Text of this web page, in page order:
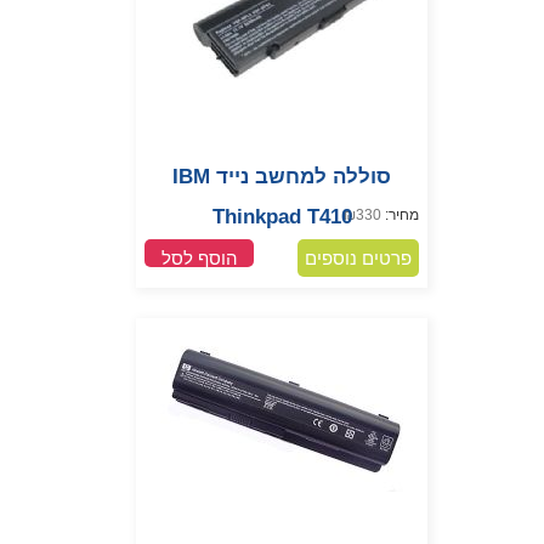
סוללה למחשב נייד IBM
Thinkpad T410
מחיר: ₪330
פרטים נוספים הוסף לסל